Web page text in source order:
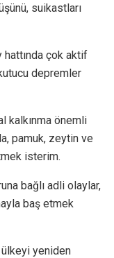
suikastları
çok aktif
depremler
kalkınma önemli
pamuk, zeytin ve
isterim.
bağlı adli olaylar,
baş etmek
ülkeyi yeniden